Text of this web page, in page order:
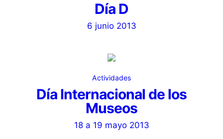
Día D
6 junio 2013
Actividades
Día Internacional de los
Museos
18 a 19 mayo 2013